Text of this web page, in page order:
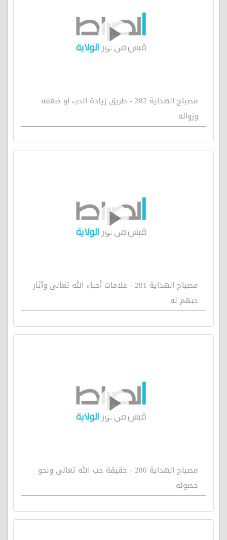
مصباح الهداية 282 - طريق زيادة الحب أو ضعفه
وزواله
مصباح الهداية 281 - علامات أحباء الله تعالى وآثار
حبهم له
مصباح الهداية 280 - حقيقة حب الله تعالى ونحو
حصوله